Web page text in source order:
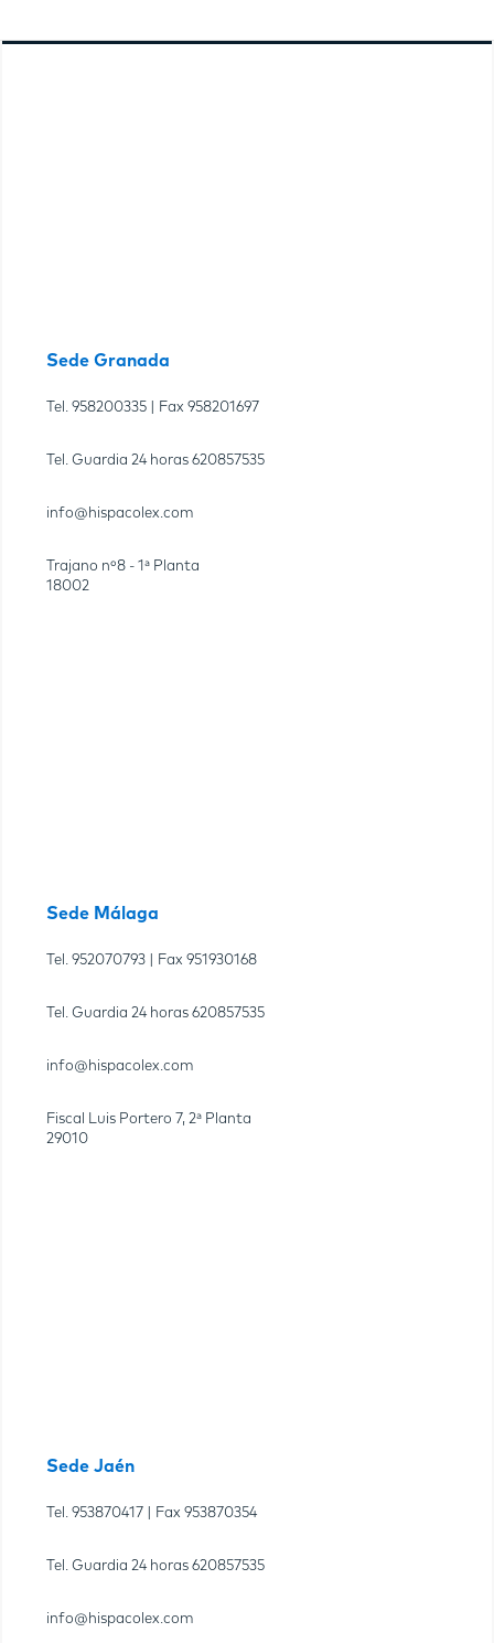
Sede Granada
Tel. 958200335 | Fax 958201697
Tel. Guardia 24 horas 620857535
info@hispacolex.com
Trajano nº8 - 1ª Planta
18002
Sede Málaga
Tel. 952070793 | Fax 951930168
Tel. Guardia 24 horas 620857535
info@hispacolex.com
Fiscal Luis Portero 7, 2ª Planta
29010
Sede Jaén
Tel. 953870417 | Fax 953870354
Tel. Guardia 24 horas 620857535
info@hispacolex.com